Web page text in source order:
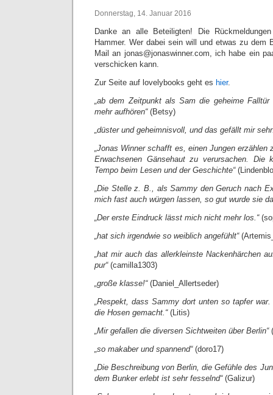
Donnerstag, 14. Januar 2016
Danke an alle Beteiligten! Die
Hammer. Wer dabei sein will und etwas zu dem
Mail an jonas@jonaswinner.com, ich habe ein
verschicken kann.
Zur Seite auf lovelybooks geht es hier.
„ab dem Zeitpunkt als Sam die geheime
mehr aufhören“(Betsy)
„düster und geheimnisvoll, und das gefällt mir
„Jonas Winner schafft es, einen Jungen erzählen
Erwachsenen Gänsehaut zu verursachen. Die
Tempo beim Lesen und der Geschichte“
„Die Stelle z. B., als Sammy den Geruch nach
mich fast auch würgen lassen, so gut wurde sie
„Der erste Eindruck lässt mich nicht mehr los.“
„hat sich irgendwie so weiblich angefühlt“
„hat mir auch das allerkleinste Nackenhärchen
pur“(camilla1303)
„große klasse!“(Daniel_Allertseder)
„Respekt, dass Sammy dort unten so tapfer
die Hosen gemacht.“(Litis)
„Mir gefallen die diversen Sichtweiten über Berlin“
„so makaber und spannend“(doro17)
„Die Beschreibung von Berlin, die Gefühle des
dem Bunker erlebt ist sehr fesselnd“(Galizur)